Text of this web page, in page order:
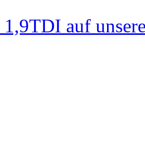
1,9TDI auf